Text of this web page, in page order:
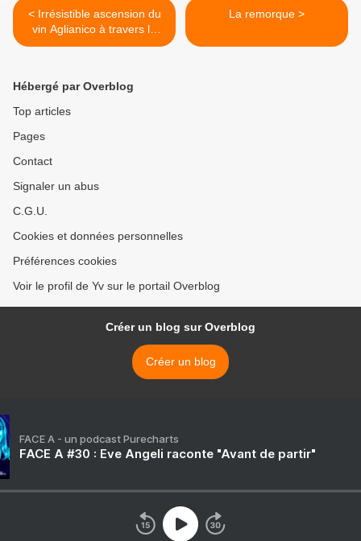
< Irrésistible ascension du
vin Aglianico à travers le
monde
La remorque >
Hébergé par Overblog
Top articles
Pages
Contact
Signaler un abus
C.G.U.
Cookies et données personnelles
Préférences cookies
Voir le profil de Yv sur le portail Overblog
Créer un blog sur Overblog
Créer un blog
FACE A - un podcast Purecharts
FACE A #30 : Eve Angeli raconte "Avant de partir"